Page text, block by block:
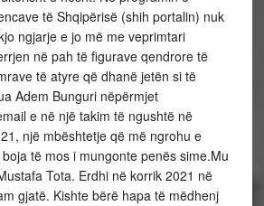
të Shqipërisë (shih portalin) nuk
ngjarje e jo më me veprimtari
në pah të figurave qendrore të
të atyre që dhanë jetën si të
Adem Bunguri nëpërmjet
e në një takim të ngushtë në
një mbështetje që më ngrohu e
të mos i mungonte penës sime.Mu
Tota. Erdhi në korrik 2021 në
gjatë. Kishte bërë hapa të mëdhenj